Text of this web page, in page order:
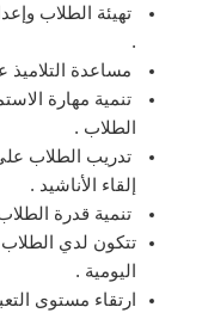
تهيئة الطلاب
.
مساعدة التلاميذ
تنمية مهارة
الطلاب .
تدريب الطلاب
إلقاء الأناشيد .
تنمية قدرة
تتكون لدي الطلاب
اليومية .
ارتقاء مستوى